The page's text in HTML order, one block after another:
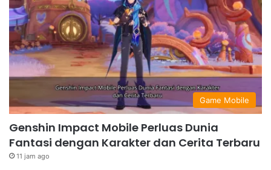
Game Mobile
Genshin Impact Mobile Perluas Dunia
Fantasi dengan Karakter dan Cerita Terbaru
11 jam ago